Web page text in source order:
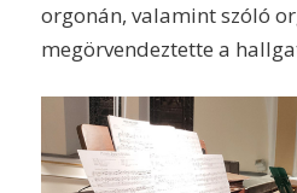
orgonán, valamint szóló
megörvendeztette a